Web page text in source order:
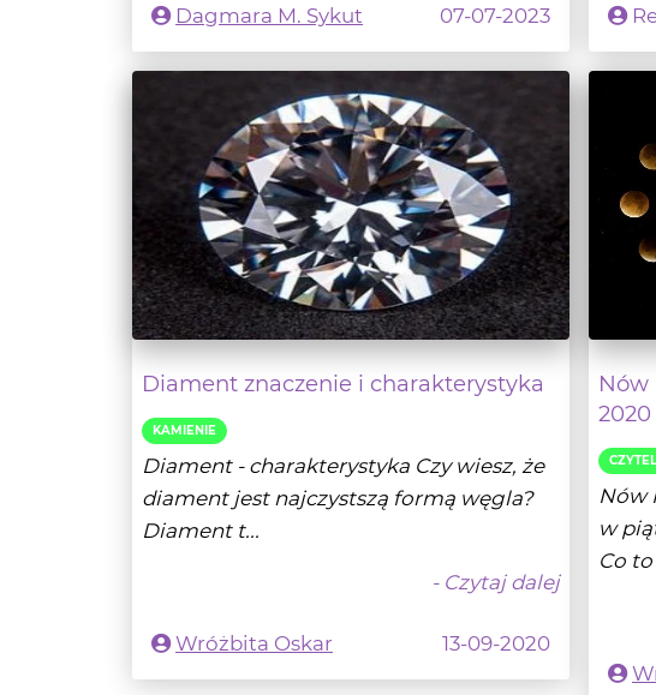
Dagmara M. Sykut 07-07-2023
Diament znaczenie i charakterystyka
KAMIENIE
Diament - charakterystyka Czy wiesz, że
diament jest najczystszą formą węgla?
Diament t...
- Czytaj dalej
Wróżbita Oskar 13-09-2020
Nów
2020
Nów
w
Co